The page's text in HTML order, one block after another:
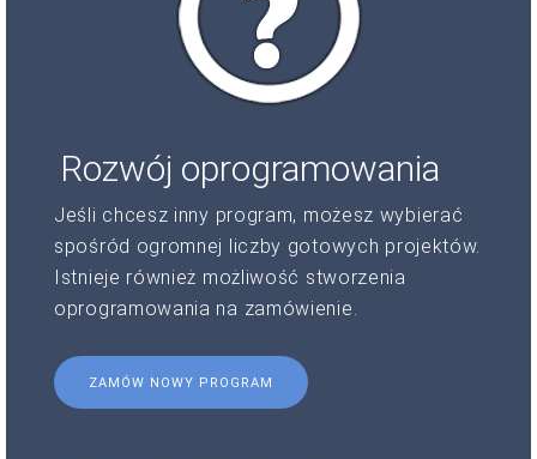
Rozwój oprogramowania
Jeśli chcesz inny program, możesz wybierać
spośród ogromnej liczby gotowych projektów.
Istnieje również możliwość stworzenia
oprogramowania na zamówienie.
ZAMÓW NOWY PROGRAM